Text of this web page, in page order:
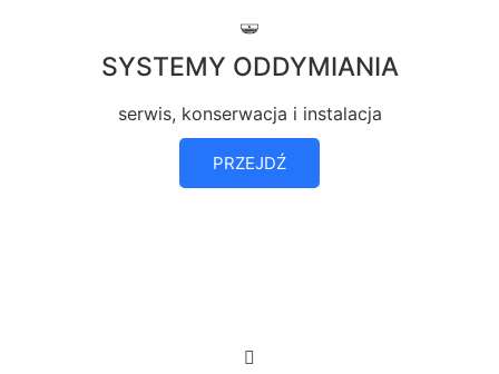
SYSTEMY ODDYMIANIA
serwis, konserwacja i instalacja
PRZEJDŹ